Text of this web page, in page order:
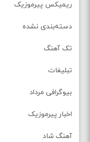
ریمیکس پیرموزیک
دسته‌بندی نشده
تک آهنگ
تبلیغات
بیوگرافی مرداد
اخبار پیرموزیک
آهنگ شاد